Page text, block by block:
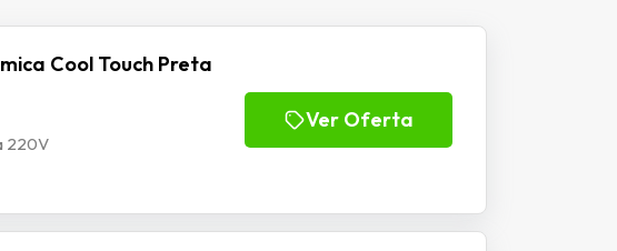
Cool Touch Preta
220V
Ver Oferta